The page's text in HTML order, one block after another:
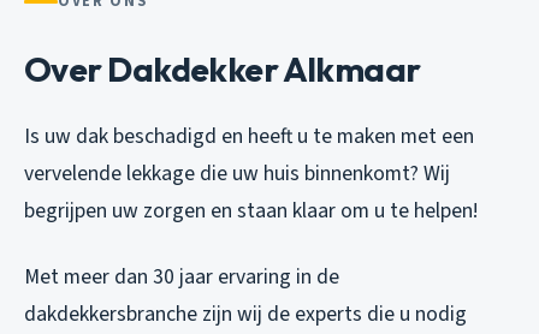
Over Dakdekker Alkmaar
Is uw dak beschadigd en heeft u te maken met een
vervelende lekkage die uw huis binnenkomt? Wij
begrijpen uw zorgen en staan klaar om u te helpen!
Met meer dan 30 jaar ervaring in de
dakdekkersbranche zijn wij de experts die u nodig